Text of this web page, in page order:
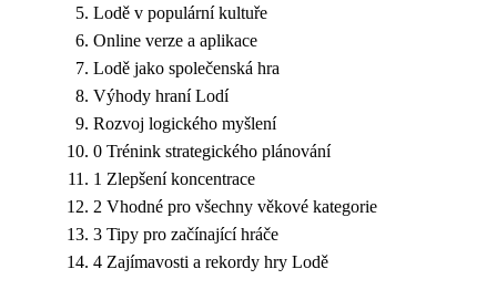
Lodě v populární kultuře
Online verze a aplikace
Lodě jako společenská hra
Výhody hraní Lodí
Rozvoj logického myšlení
0 Trénink strategického plánování
1 Zlepšení koncentrace
2 Vhodné pro všechny věkové kategorie
3 Tipy pro začínající hráče
4 Zajímavosti a rekordy hry Lodě